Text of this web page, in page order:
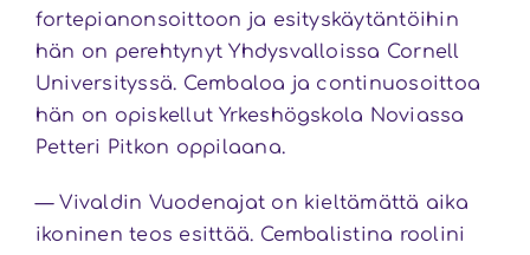
fortepianonsoittoon ja esityskäytäntöihin
hän on perehtynyt Yhdysvalloissa Cornell
Universityssä. Cembaloa ja continuosoittoa
hän on opiskellut Yrkeshögskola Noviassa
Petteri Pitkon oppilaana.
— Vivaldin Vuodenajat on kieltämättä aika
ikoninen teos esittää. Cembalistina roolini